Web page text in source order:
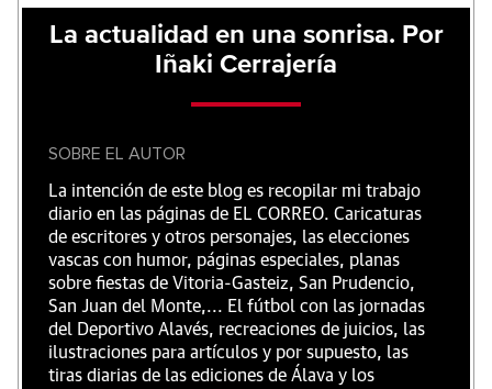
La actualidad en una sonrisa. Por
Iñaki Cerrajería
SOBRE EL AUTOR
La intención de este blog es recopilar mi trabajo
diario en las páginas de EL CORREO. Caricaturas
de escritores y otros personajes, las elecciones
vascas con humor, páginas especiales, planas
sobre fiestas de Vitoria-Gasteiz, San Prudencio,
San Juan del Monte,... El fútbol con las jornadas
del Deportivo Alavés, recreaciones de juicios, las
ilustraciones para artículos y por supuesto, las
tiras diarias de las ediciones de Álava y los